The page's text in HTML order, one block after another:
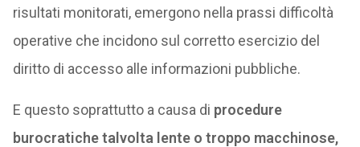
risultati monitorati, emergono nella prassi difficoltà
operative che incidono sul corretto esercizio del
diritto di accesso alle informazioni pubbliche.
E questo soprattutto a causa di procedure
burocratiche talvolta lente o troppo macchinose,